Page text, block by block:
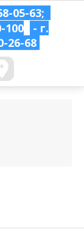
05-63;
100
- г.
26-68